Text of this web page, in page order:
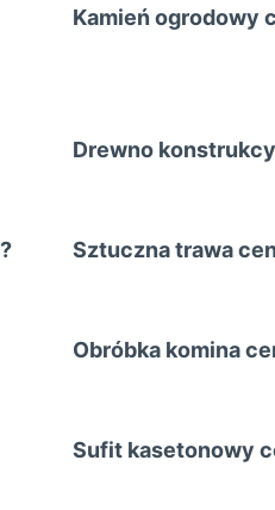
Kamień ogrodowy
Drewno
Sztuczna trawa
Obróbka komina
Sufit kasetonowy